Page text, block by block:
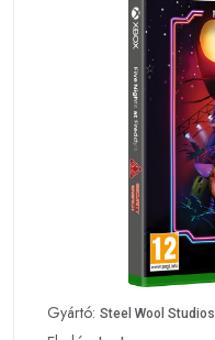
Gyártó: Steel Wool Studios